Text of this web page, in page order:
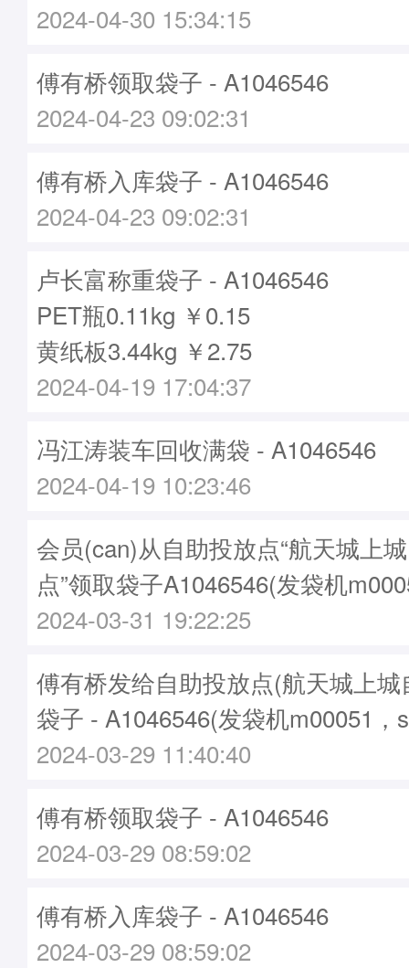
2024-04-30 15:34:15
傅有桥领取袋子 - A1046546
2024-04-23 09:02:31
傅有桥入库袋子 - A1046546
2024-04-23 09:02:31
卢长富称重袋子 - A1046546
PET瓶0.11kg ￥0.15
黄纸板3.44kg ￥2.75
2024-04-19 17:04:37
冯江涛装车回收满袋 - A1046546
2024-04-19 10:23:46
会员(can)从自助投放点“航天城上
点”领取袋子A1046546(发袋机
2024-03-31 19:22:25
傅有桥发给自助投放点(航天城上
袋子 - A1046546(发袋机m00051，
2024-03-29 11:40:40
傅有桥领取袋子 - A1046546
2024-03-29 08:59:02
傅有桥入库袋子 - A1046546
2024-03-29 08:59:02